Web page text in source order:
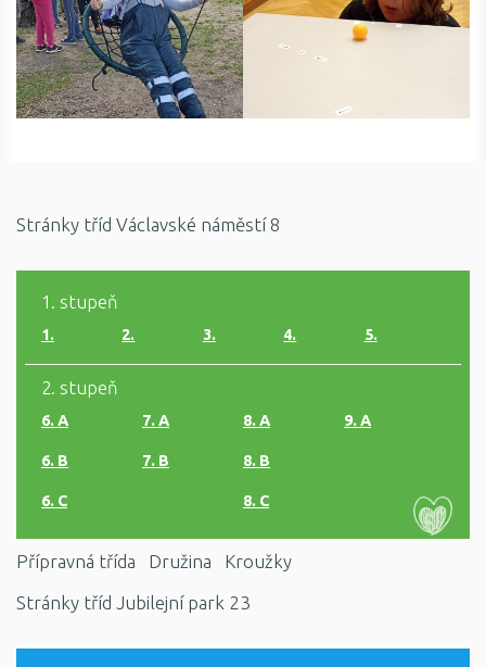
Stránky tříd Václavské náměstí 8
1. stupeň
1. 2. 3. 4. 5.
2. stupeň
6. A
6. B
6. C
7. A
7. B
8. A
8. B
8. C
9. A
Přípravná třída Družina
Kroužky
Stránky tříd Jubilejní park 23